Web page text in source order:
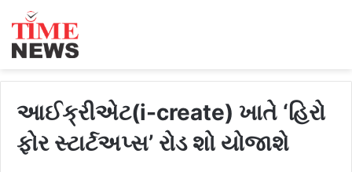
આઈક્રીએટ(i-create) ખાતે ‘હિરો
ફોર સ્ટાર્ટઅપ્સ’ રોડ શો યોજાશે